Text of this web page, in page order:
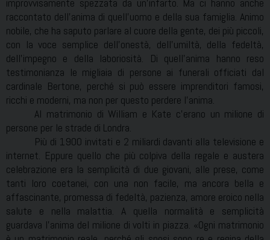
improvvisamente spezzata da un’infarto. Ma ci hanno anche
raccontato dell’anima di quell’uomo e della sua famiglia. Animo
nobile, che ha saputo parlare al cuore della gente, dei più piccoli,
con la voce semplice dell’onestà, dell’umiltà, della fedeltà,
dell’impegno e della laboriosità. Di quell’anima hanno reso
testimonianza le migliaia di persone ai funerali officiati dal
cardinale Bertone, perché si può essere imprenditori famosi,
ricchi e moderni, ma non per questo perdere l’anima.
Al matrimonio di William e Kate c’erano un milione di
persone per le strade di Londra.
Più di 1900 invitati e 2 miliardi davanti alla televisione e
internet. Eppure quello che più colpiva della regale e austera
celebrazione era la semplicità di due giovani, alle prese, come
tanti loro coetanei, con una non facile, ma ancora bella e
affascinante, promessa di fedeltà, pazienza, amore eroico nella
salute e nella malattia. A quella normalità e semplicità
guardava l’anima del milione di volti in piazza. «Ogni matrimonio